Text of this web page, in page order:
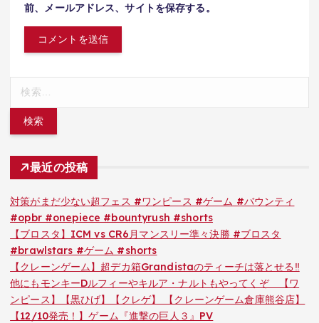
前、メールアドレス、サイトを保存する。
最近の投稿
対策がまだ少ない超フェス #ワンピース #ゲーム #バウンティ
#opbr #onepiece #bountyrush #shorts
【ブロスタ】ICM vs CR6月マンスリー準々決勝 #ブロスタ
#brawlstars #ゲーム #shorts
【クレーンゲーム】超デカ箱Grandistaのティーチは落とせる‼︎
他にもモンキーDルフィーやキルア・ナルトもやってくぞ 【ワ
ンピース】【黒ひげ】【クレゲ】 【クレーンゲーム倉庫熊谷店】
【12/10発売！】ゲーム『進撃の巨人３』PV